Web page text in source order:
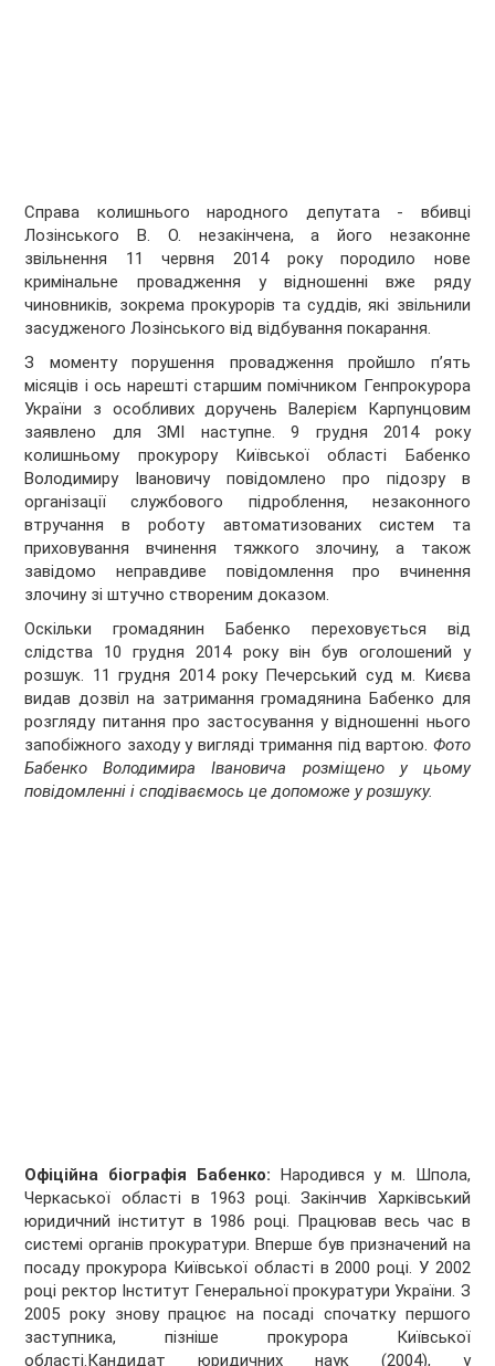
Справа колишнього народного депутата - вбивці
Лозінського В. О. незакінчена, а його незаконне
звільнення 11 червня 2014 року породило нове
кримінальне провадження у відношенні вже ряду
чиновників, зокрема прокурорів та суддів, які звільнили
засудженого Лозінського від відбування покарання.
З моменту порушення провадження пройшло п’ять
місяців і ось нарешті старшим помічником Генпрокурора
України з особливих доручень Валерієм Карпунцовим
заявлено для ЗМІ наступне. 9 грудня 2014 року
колишньому прокурору Київської області Бабенко
Володимиру Івановичу повідомлено про підозру в
організації службового підроблення, незаконного
втручання в роботу автоматизованих систем та
приховування вчинення тяжкого злочину, а також
завідомо неправдиве повідомлення про вчинення
злочину зі штучно створеним доказом.
Оскільки громадянин Бабенко переховується від
слідства 10 грудня 2014 року він був оголошений у
розшук. 11 грудня 2014 року Печерський суд м. Києва
видав дозвіл на затримання громадянина Бабенко для
розгляду питання про застосування у відношенні нього
запобіжного заходу у вигляді тримання під вартою. Фото
Бабенко Володимира Івановича розміщено у цьому
повідомленні і сподіваємось це допоможе у розшуку.
Офіційна біографія Бабенко: Народився у м. Шпола,
Черкаської області в 1963 році. Закінчив Харківський
юридичний інститут в 1986 році. Працював весь час в
системі органів прокуратури. Вперше був призначений на
посаду прокурора Київської області в 2000 році. У 2002
році ректор Інститут Генеральної прокуратури України. З
2005 року знову працює на посаді спочатку першого
заступника, пізніше прокурора Київської
області.Кандидат юридичних наук (2004), у